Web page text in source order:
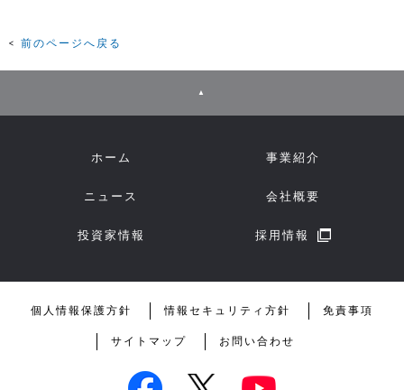
前のページへ戻る
▲
ホーム 事業紹介
ニュース 会社概要
投資家情報 採用情報
個人情報保護方針 情報セキュリティ方針 免責事項
サイトマップ お問い合わせ